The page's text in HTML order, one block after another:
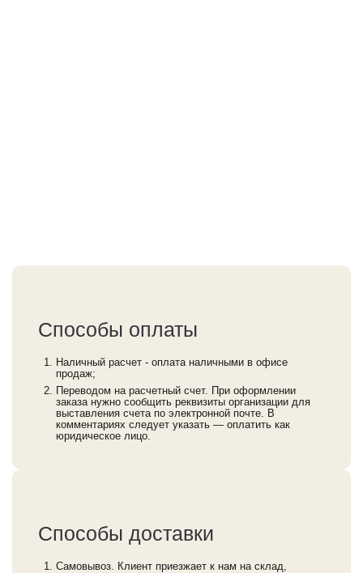
Способы оплаты
Наличный расчет - оплата наличными в офисе
продаж;
Переводом на расчетный счет. При оформлении
заказа нужно сообщить реквизиты организации для
выставления счета по электронной почте. В
комментариях следует указать — оплатить как
юридическое лицо.
Способы доставки
Самовывоз. Клиент приезжает к нам на склад,